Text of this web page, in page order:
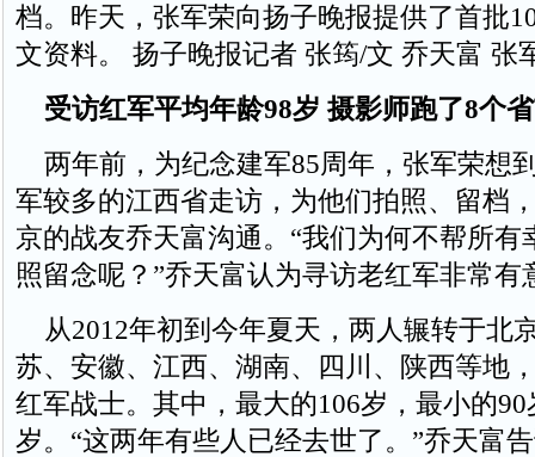
档。昨天，张军荣向扬子晚报提供了首批
文资料。 扬子晚报记者 张筠/文 乔天富 张
受访红军平均年龄98岁 摄影师跑了8个
两年前，为纪念建军85周年，张军荣想
军较多的江西省走访，为他们拍照、留档
京的战友乔天富沟通。“我们为何不帮所有
照留念呢？”乔天富认为寻访老红军非常有
从2012年初到今年夏天，两人辗转于北
苏、安徽、江西、湖南、四川、陕西等地
红军战士。其中，最大的106岁，最小的
岁。“这两年有些人已经去世了。”乔天富